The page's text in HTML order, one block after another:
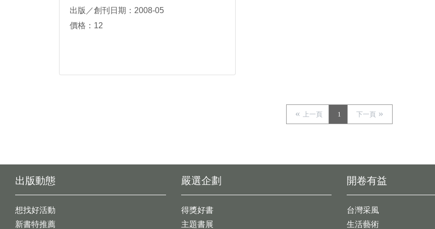
出版／創刊日期：2008-05
價格：12
上一頁 1 下一頁
出版動態
想找好活動
新書特推薦
開卷有益
台灣采風
生活藝術
嚴選企劃
得獎好書
主題書展